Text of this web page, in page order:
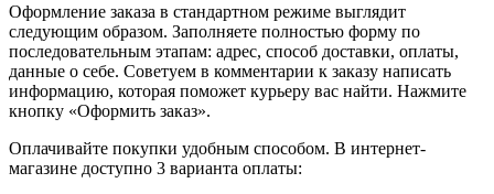
Оформление заказа в стандартном режиме выглядит
следующим образом. Заполняете полностью форму по
последовательным этапам: адрес, способ доставки, оплаты,
данные о себе. Советуем в комментарии к заказу написать
информацию, которая поможет курьеру вас найти. Нажмите
кнопку «Оформить заказ».
Оплачивайте покупки удобным способом. В интернет-
магазине доступно 3 варианта оплаты: